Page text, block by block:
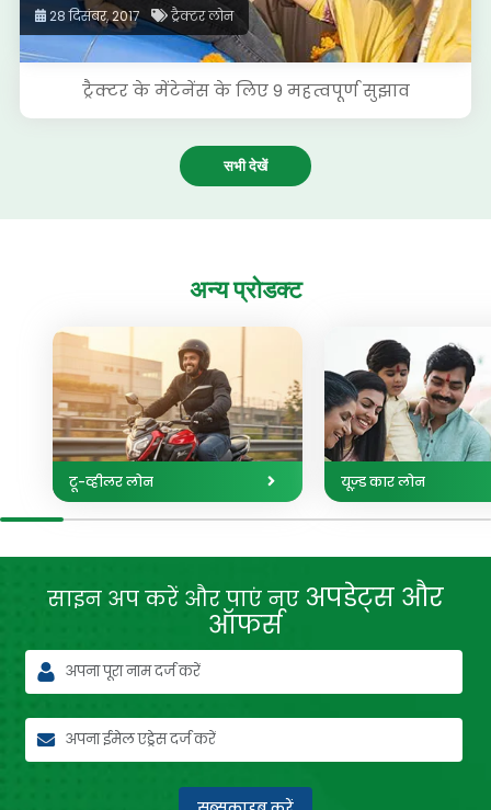
28 दिसंबर, 2017 ट्रैक्टर लोन
ट्रैक्टर के मेंटेनेंस के लिए 9 महत्वपूर्ण सुझाव
सभी देखें
अन्यप्रोडक्ट
टू-व्हीलर लोन यूज्‍़ड कार लोन
साइन अप करें और पाएं नए अपडेट्स और
ऑफर्स